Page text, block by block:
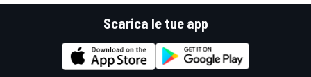
Scarica le tue app